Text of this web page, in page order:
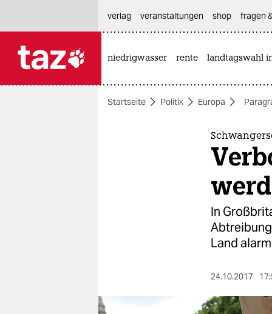
themen
nord
verlag
veranstaltungen shop fragen
niedrigwasser rente landtagswahl
Startseite Politik Europa
In
Land
24.10.2017